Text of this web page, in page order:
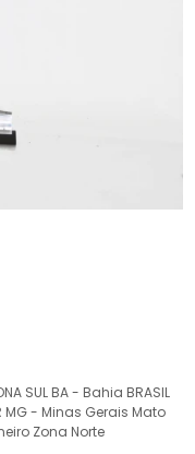
SUL BA - Bahia BRASIL
MG - Minas Gerais Mato
Zona Norte